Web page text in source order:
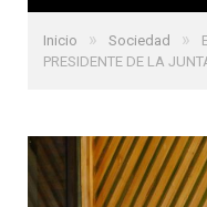
Inicio » Sociedad »
PRESIDENTE DE LA